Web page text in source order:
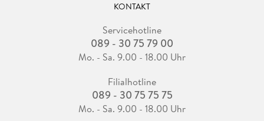
KONTAKT
Servicehotline
089 - 30 75 79 00
Mo. - Sa. 9.00 - 18.00 Uhr
Filialhotline
089 - 30 75 75 75
Mo. - Sa. 9.00 - 18.00 Uhr